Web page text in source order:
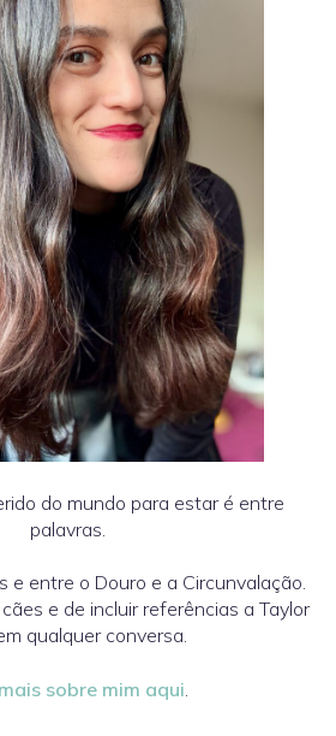
do mundo para estar é entre
palavras.
e entre o Douro e a Circunvalação.
e de incluir referências a Taylor
qualquer conversa.
sobre mim aqui.